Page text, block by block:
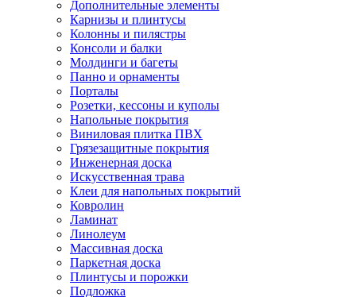
Дополнительные элементы
Карнизы и плинтусы
Колонны и пилястры
Консоли и балки
Молдинги и багеты
Панно и орнаменты
Порталы
Розетки, кессоны и куполы
Напольные покрытия
Виниловая плитка ПВХ
Грязезащитные покрытия
Инженерная доска
Искусственная трава
Клеи для напольных покрытий
Ковролин
Ламинат
Линолеум
Массивная доска
Паркетная доска
Плинтусы и порожки
Подложка